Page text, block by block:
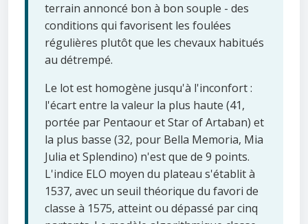
terrain annoncé bon à bon souple - des
conditions qui favorisent les foulées
régulières plutôt que les chevaux habitués
au détrempé.
Le lot est homogène jusqu'à l'inconfort :
l'écart entre la valeur la plus haute (41,
portée par Pentaour et Star of Artaban) et
la plus basse (32, pour Bella Memoria, Mia
Julia et Splendino) n'est que de 9 points.
L'indice ELO moyen du plateau s'établit à
1537, avec un seuil théorique du favori de
classe à 1575, atteint ou dépassé par cinq